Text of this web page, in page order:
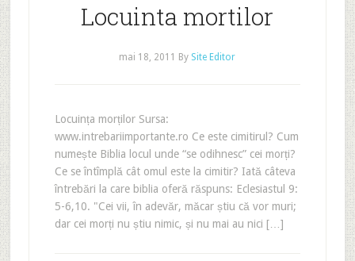
Locuinta mortilor
mai 18, 2011 By Site Editor
Locuința morților Sursa:
www.intrebariimportante.ro Ce este cimitirul? Cum
numește Biblia locul unde “se odihnesc” cei morți?
Ce se întîmplă cât omul este la cimitir? Iată câteva
întrebări la care biblia oferă răspuns: Eclesiastul 9:
5-6,10. "Cei vii, în adevăr, măcar știu că vor muri;
dar cei morți nu știu nimic, și nu mai au nici […]